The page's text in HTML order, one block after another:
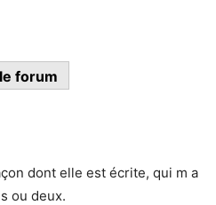
forum
dont elle est écrite, qui m a
ou deux.